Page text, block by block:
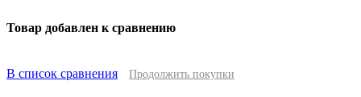
Товар добавлен к сравнению
В список сравнения Продолжить покупки